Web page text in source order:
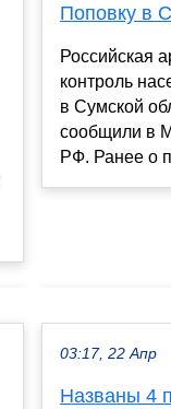
Поповку в
Российская
контроль
в Сумской
сообщили в
РФ. Ранее о
03:17, 22 Апр
Названы 4